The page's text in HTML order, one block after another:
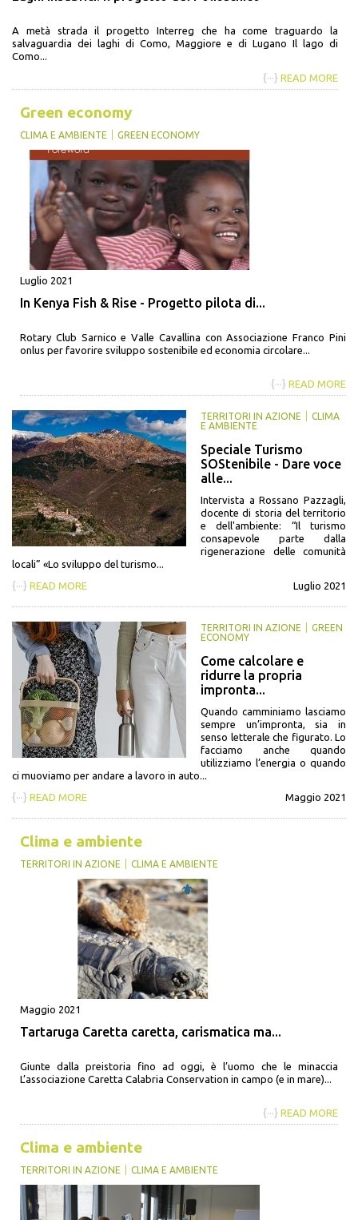
A metà strada il progetto Interreg che ha come traguardo la
salvaguardia dei laghi di Como, Maggiore e di Lugano Il lago di
Como...
{···} READ MORE
Green economy
CLIMA E AMBIENTE GREEN ECONOMY
Luglio 2021
In Kenya Fish & Rise - Progetto pilota di...
Rotary Club Sarnico e Valle Cavallina con Associazione Franco Pini
onlus per favorire sviluppo sostenibile ed economia circolare...
{···} READ MORE
TERRITORI IN AZIONE
CLIMA
E AMBIENTE
Speciale Turismo
SOStenibile - Dare voce
alle...
Intervista a Rossano Pazzagli,
docente di storia del territorio
e dell'ambiente: “Il turismo
consapevole parte dalla
rigenerazione delle comunità
locali” «Lo sviluppo del turismo...
{···} READ MORE Luglio 2021
TERRITORI IN AZIONE
GREEN
ECONOMY
Come calcolare e
ridurre la propria
impronta...
Quando camminiamo lasciamo
sempre un’impronta, sia in
senso letterale che figurato. Lo
facciamo anche quando
utilizziamo l’energia o quando
ci muoviamo per andare a lavoro in auto...
{···} READ MORE Maggio 2021
Clima e ambiente
TERRITORI IN AZIONE CLIMA E AMBIENTE
Maggio 2021
Tartaruga Caretta caretta, carismatica ma...
Giunte dalla preistoria fino ad oggi, è l’uomo che le minaccia
L’associazione Caretta Calabria Conservation in campo (e in mare)...
{···} READ MORE
Clima e ambiente
TERRITORI IN AZIONE CLIMA E AMBIENTE